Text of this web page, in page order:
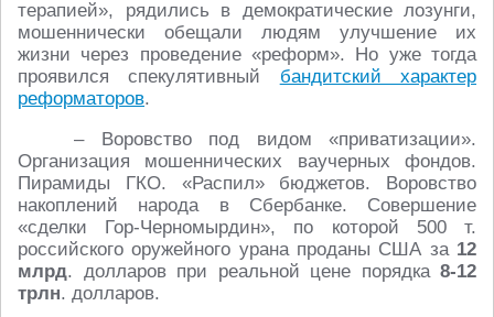
терапией», рядились в демократические лозунги,
мошеннически обещали людям улучшение их
жизни через проведение «реформ». Но уже тогда
проявился спекулятивный бандитский характер
реформаторов.
– Воровство под видом «приватизации».
Организация мошеннических ваучерных фондов.
Пирамиды ГКО. «Распил» бюджетов. Воровство
накоплений народа в Сбербанке. Совершение
«сделки Гор-Черномырдин», по которой 500 т.
российского оружейного урана проданы США за 12
млрд. долларов при реальной цене порядка 8-12
трлн. долларов.